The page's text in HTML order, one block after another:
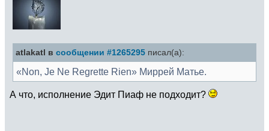
atlakatl в сообщении #1265295 писал(а):
«Non, Je Ne Regrette Rien» Миррей Матье.
А что, исполнение Эдит Пиаф не подходит?